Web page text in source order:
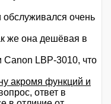
очень
же она дешёвая в
LBP-3010, что
акромя функций и
ответ в